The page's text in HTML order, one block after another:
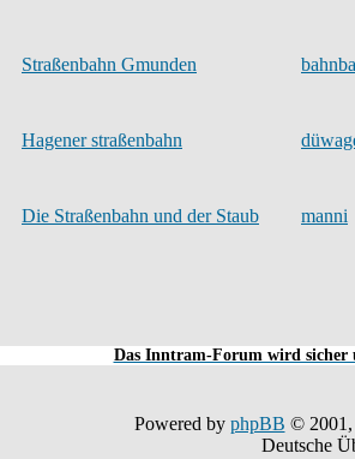
Straßenbahn Gmunden
Hagener straßenbahn
Die Straßenbahn und der Staub manni
Das Inntram-Forum wird sicher
Powered by phpBB © 2001,
Deutsche